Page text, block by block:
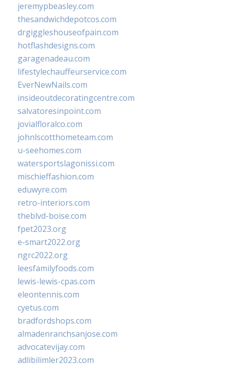
jeremypbeasley.com
thesandwichdepotcos.com
drgiggleshouseofpain.com
hotflashdesigns.com
garagenadeau.com
lifestylechauffeurservice.com
EverNewNails.com
insideoutdecoratingcentre.com
salvatoresinpoint.com
jovialfloralco.com
johnlscotthometeam.com
u-seehomes.com
watersportslagonissi.com
mischieffashion.com
eduwyre.com
retro-interiors.com
theblvd-boise.com
fpet2023.org
e-smart2022.org
ngrc2022.org
leesfamilyfoods.com
lewis-lewis-cpas.com
eleontennis.com
cyetus.com
bradfordshops.com
almadenranchsanjose.com
advocatevijay.com
adlibilimler2023.com